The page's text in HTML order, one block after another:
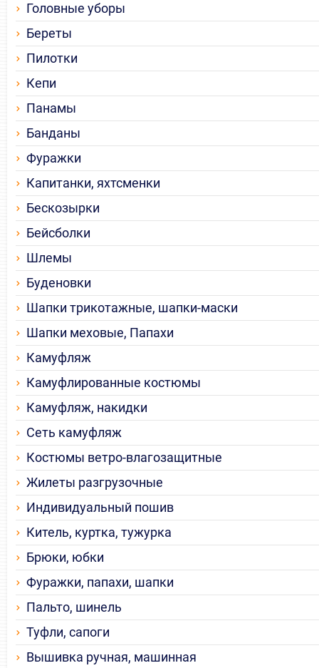
Головные уборы
Береты
Пилотки
Кепи
Панамы
Банданы
Фуражки
Капитанки, яхтсменки
Бескозырки
Бейсболки
Шлемы
Буденовки
Шапки трикотажные, шапки-маски
Шапки меховые, Папахи
Камуфляж
Камуфлированные костюмы
Камуфляж, накидки
Сеть камуфляж
Костюмы ветро-влагозащитные
Жилеты разгрузочные
Индивидуальный пошив
Китель, куртка, тужурка
Брюки, юбки
Фуражки, папахи, шапки
Пальто, шинель
Туфли, сапоги
Вышивка ручная, машинная